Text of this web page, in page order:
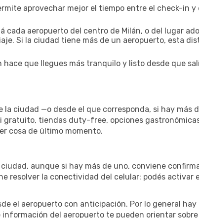
aprovechar mejor el tiempo entre el check-in y
cada aeropuerto del centro de Milán, o del lugar
Si la ciudad tiene más de un aeropuerto, esta
que llegues más tranquilo y listo desde que
la ciudad —o desde el que corresponda, si hay más
gratuito, tiendas duty-free, opciones
cosa de último momento.
aunque si hay más de uno, conviene
resolver la conectividad del celular: podés activar
el aeropuerto con anticipación. Por lo general
del aeropuerto te pueden orientar